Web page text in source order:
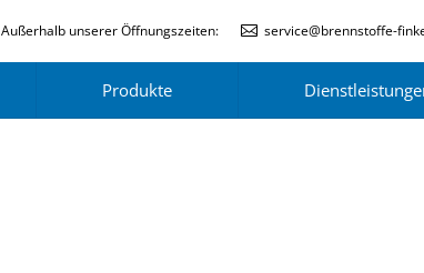
Außerhalb unserer Öffnungszeiten: service@brennstoffe-
Produkte